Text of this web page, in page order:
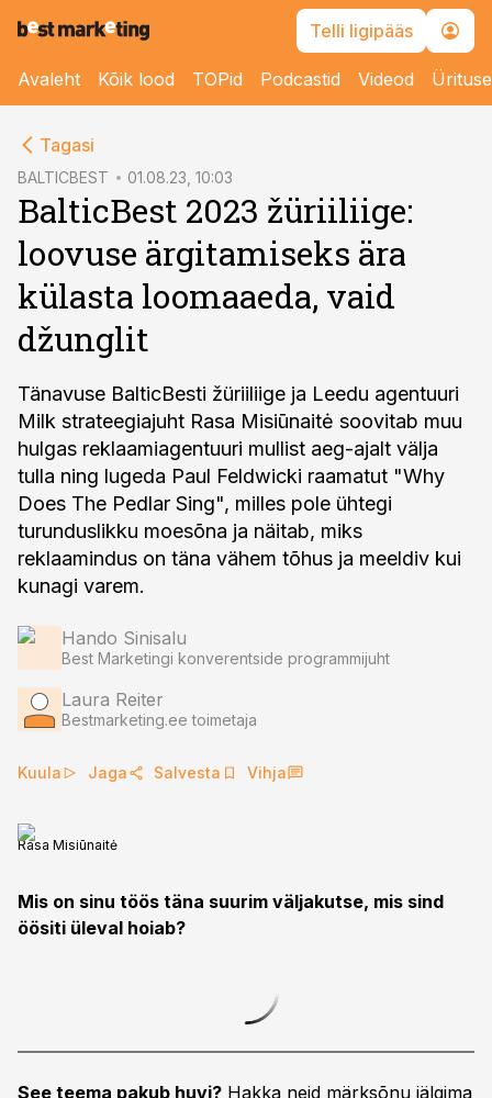
Telli ligipääs
Avaleht Kõik lood TOPid Podcastid Videod
Tagasi
BALTICBEST 01.08.23, 10:03
BalticBest 2023 žüriiliige:
loovuse ärgitamiseks ära
külasta loomaaeda, vaid
džunglit
Tänavuse BalticBesti žüriiliige ja Leedu agentuuri
Milk strateegiajuht Rasa Misiūnaitė soovitab muu
hulgas reklaamiagentuuri mullist aeg-ajalt välja
tulla ning lugeda Paul Feldwicki raamatut "Why
Does The Pedlar Sing", milles pole ühtegi
turunduslikku moesõna ja näitab, miks
reklaamindus on täna vähem tõhus ja meeldiv kui
kunagi varem.
Hando Sinisalu
Best Marketingi konverentside programmijuht
Laura Reiter
Bestmarketing.ee toimetaja
Kuula Jaga Salvesta Vihja
Rasa Misiūnaitė
Mis on sinu töös täna suurim väljakutse, mis sind
öösiti üleval hoiab?
See teema pakub huvi? Hakka neid märksõnu jälgima